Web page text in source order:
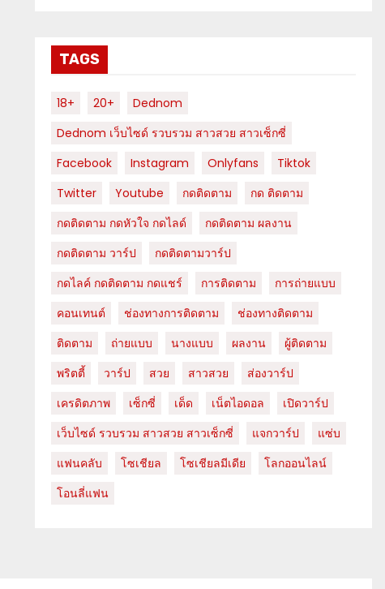
TAGS
18+ 20+
Dednom
Dednom เว็บไซด์ รวบรวม สาวสวย สาวเซ็กซี่
Facebook
Instagram Onlyfans
Tiktok
Twitter
Youtube กดติดตาม
กด ติดตาม
กดติดตาม กดหัวใจ กดไลด์
กดติดตาม ผลงาน
กดติดตาม วาร์ป
กดติดตามวาร์ป
กดไลค์ กดติดตาม กดแชร์
การติดตาม
การถ่ายแบบ
คอนเทนต์
ช่องทางการติดตาม
ช่องทางติดตาม
ติดตาม
ถ่ายแบบ นางแบบ ผลงาน
ผู้ติดตาม
พริตตี้
วาร์ป สวย สาวสวย
ส่องวาร์ป
เครดิตภาพ
เซ็กซี่ เด็ด เน็ตไอดอล
เปิดวาร์ป
เว็บไซด์ รวบรวม สาวสวย สาวเซ็กซี่
แจกวาร์ป
แซ่บ
แฟนคลับ
โซเชียล โซเชียลมีเดีย
โลกออนไลน์
โอนลี่แฟน